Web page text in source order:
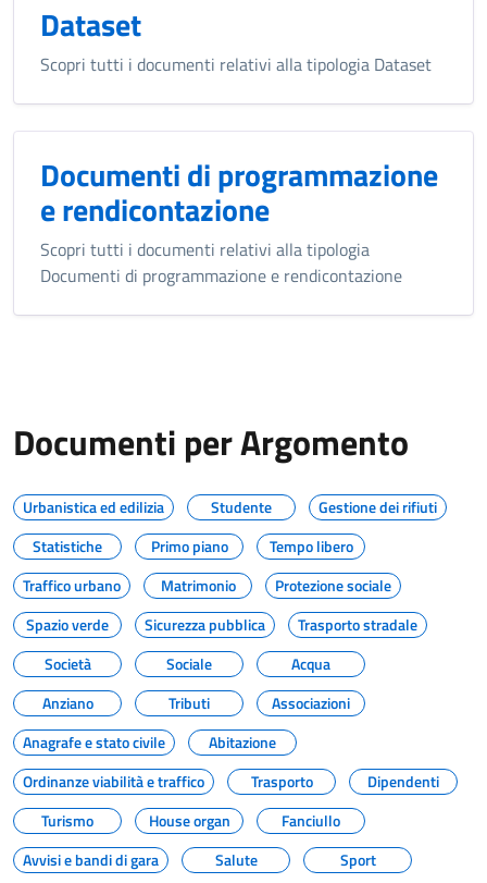
Dataset
Scopri tutti i documenti relativi alla tipologia Dataset
Documenti di programmazione
e rendicontazione
Scopri tutti i documenti relativi alla tipologia
Documenti di programmazione e rendicontazione
Documenti per Argomento
Urbanistica ed edilizia Studente
Gestione dei rifiuti
Statistiche
Primo piano
Tempo libero
Traffico urbano
Matrimonio
Protezione sociale
Spazio verde
Sicurezza pubblica
Trasporto stradale
Società
Sociale
Acqua
Anziano
Tributi
Associazioni
Anagrafe e stato civile
Abitazione
Ordinanze viabilità e traffico
Trasporto
Dipendenti
Turismo
House organ
Fanciullo
Avvisi e bandi di gara
Salute
Sport